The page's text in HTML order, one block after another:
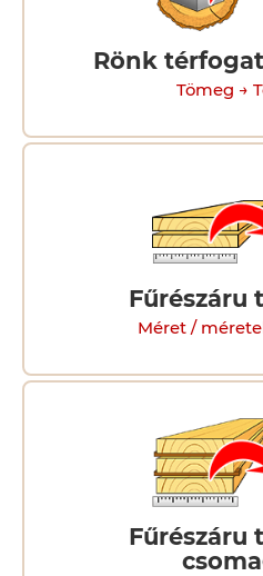
Rönk
Tömeg →
Fűrészáru
Méret /
Fűrészáru